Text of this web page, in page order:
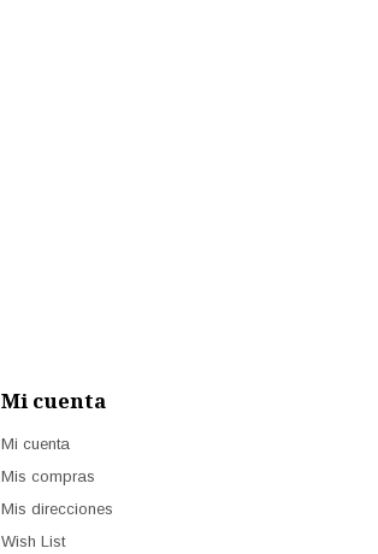
Mi cuenta
Mi cuenta
Mis compras
Mis direcciones
Wish List